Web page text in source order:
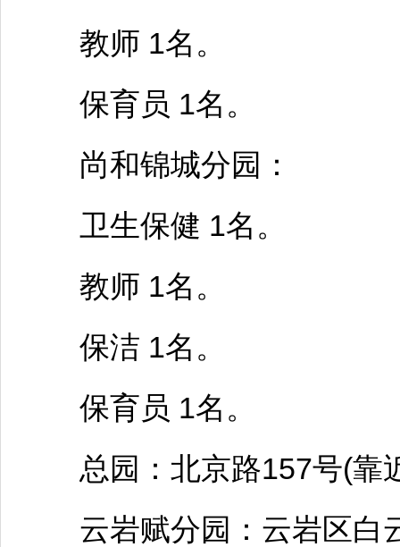
教师 1名。
保育员 1名。
尚和锦城分园：
卫生保健 1名。
教师 1名。
保洁 1名。
保育员 1名。
总园：北京路157号(靠
云岩赋分园： 云岩区白